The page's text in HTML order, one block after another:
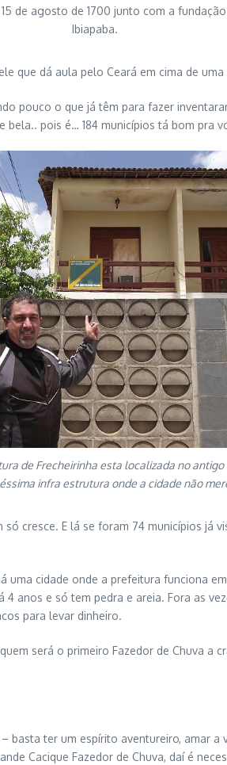
de agosto de 1700 junto com a
Ibiapaba.
que dá aula pelo Ceará em cima de
pouco o que já têm para fazer
pois é… 184 municípios tá bom pra
de Frecheirinha esta localizada no
infra estrutura onde a cidade não
cresce. E lá se foram 74 municípios já
uma cidade onde a prefeitura funciona
4 anos e só tem pedra e areia. Fora as
para levar dinheiro.
será o primeiro Fazedor de Chuva a
basta ter um espírito aventureiro, amar
Cacique Fazedor de Chuva, daí é